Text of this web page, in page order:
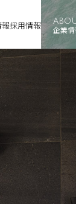
報採用情報 企業